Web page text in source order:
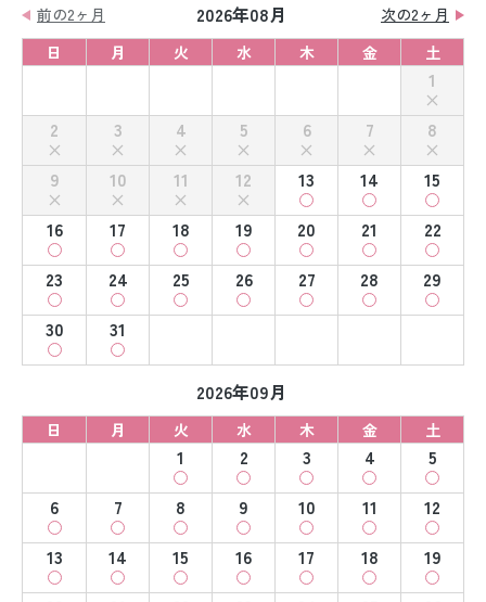
前の2ヶ月 2026年08月
次の2ヶ月
日
月 火 水 木 金 土
1
2
3 4 5 6 7
8
9
10 11 12 13 14
15
16
17 18 19 20 21
22
23
24 25 26 27 28
29
30
31
2026年09月
日 月 火 水 木 金 土
1 2 3 4
5
6
7 8 9 10 11
12
13
14 15 16 17 18
19